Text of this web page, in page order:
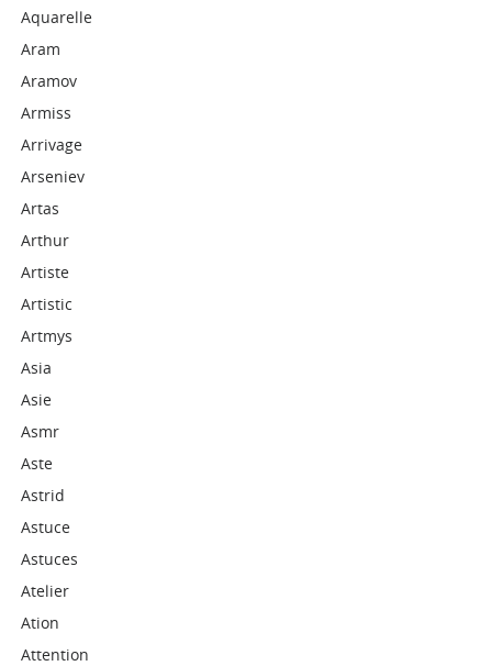
Aquarelle
Aram
Aramov
Armiss
Arrivage
Arseniev
Artas
Arthur
Artiste
Artistic
Artmys
Asia
Asie
Asmr
Aste
Astrid
Astuce
Astuces
Atelier
Ation
Attention